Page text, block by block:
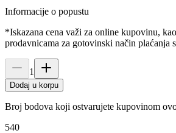
Informacije o popustu
*Iskazana cena važi za online kupovinu,
prodavnicama za gotovinski način plaćanja
1
Dodaj u korpu
Broj bodova koji ostvarujete kupovinom
540